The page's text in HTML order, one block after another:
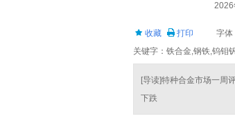
2026
收藏 打印 字体
关键字：铁合金,钢铁,钨钼
[导读]特种合金市场一周
下跌